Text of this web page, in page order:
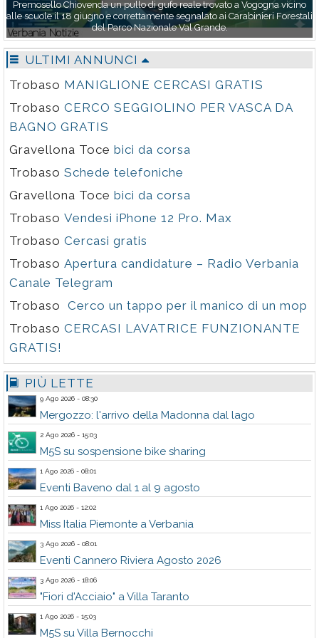
tessera Arci e con un contributo di 3 euro. Ospite della serata Alberto
Ricca AKA Bienoise che ha seguito la produzione del disco e ha suonato
in un brano.
ULTIMI ANNUNCI
Trobaso MANIGLIONE CERCASI GRATIS
Trobaso CERCO SEGGIOLINO PER VASCA DA
BAGNO GRATIS
Gravellona Toce bici da corsa
Trobaso Schede telefoniche
Gravellona Toce bici da corsa
Trobaso Vendesi iPhone 12 Pro. Max
Trobaso Cercasi gratis
Trobaso Apertura candidature – Radio Verbania
Canale Telegram
Trobaso Cerco un tappo per il manico di un mop
Trobaso CERCASI LAVATRICE FUNZIONANTE
GRATIS!
PIÙ LETTE
9 Ago 2026 - 08:30
Mergozzo: l'arrivo della Madonna dal lago
2 Ago 2026 - 15:03
M5S su sospensione bike sharing
1 Ago 2026 - 08:01
Eventi Baveno dal 1 al 9 agosto
1 Ago 2026 - 12:02
Miss Italia Piemonte a Verbania
3 Ago 2026 - 08:01
Eventi Cannero Riviera Agosto 2026
3 Ago 2026 - 18:06
"Fiori d'Acciaio" a Villa Taranto
1 Ago 2026 - 15:03
M5S su Villa Bernocchi